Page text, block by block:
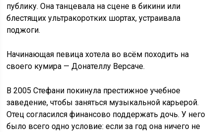
публику. Она танцевала на сцене в бикини или
блестящих ультракоротких шортах, устраивала
поджоги.
Начинающая певица хотела во всём походить на
своего кумира — Донателлу Версаче.
В 2005 Стефани покинула престижное учебное
заведение, чтобы заняться музыкальной карьерой.
Отец согласился финансово поддержать дочь. У него
было всего одно условие: если за год она ничего не